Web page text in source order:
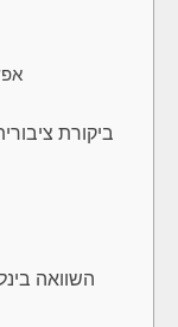
ביקורת
השוואה